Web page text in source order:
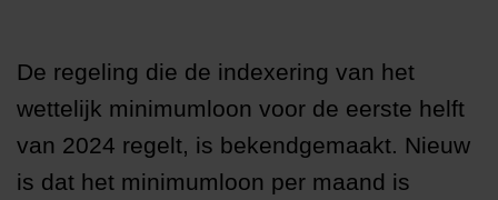
De regeling die de indexering van het
wettelijk minimumloon voor de eerste helft
van 2024 regelt, is bekendgemaakt. Nieuw
is dat het minimumloon per maand is